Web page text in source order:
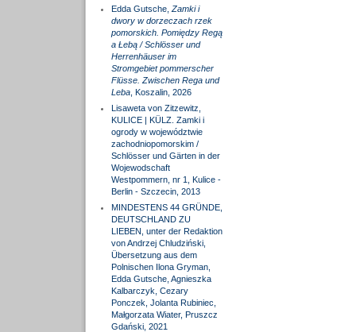
Edda Gutsche, Zamki i
dwory w dorzeczach rzek
pomorskich. Pomiędzy Regą
a Łebą / Schlösser und
Herrenhäuser im
Stromgebiet pommerscher
Flüsse. Zwischen Rega und
Leba, Koszalin, 2026
Lisaweta von Zitzewitz,
KULICE | KÜLZ. Zamki i
ogrody w województwie
zachodniopomorskim /
Schlösser und Gärten in der
Wojewodschaft
Westpommern, nr 1, Kulice -
Berlin - Szczecin, 2013
MINDESTENS 44 GRÜNDE,
DEUTSCHLAND ZU
LIEBEN, unter der Redaktion
von Andrzej Chludziński,
Übersetzung aus dem
Polnischen Ilona Gryman,
Edda Gutsche, Agnieszka
Kalbarczyk, Cezary
Ponczek, Jolanta Rubiniec,
Małgorzata Wiater, Pruszcz
Gdański, 2021